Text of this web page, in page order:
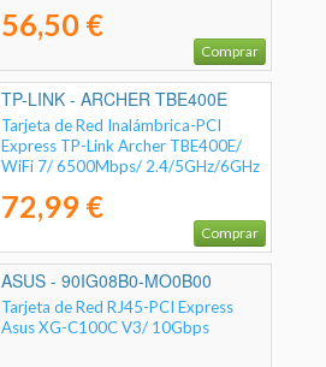
56,50 €
Comprar
TP-LINK - ARCHER TBE400E
Tarjeta de Red Inalámbrica-PCI
Express TP-Link Archer TBE400E/
WiFi 7/ 6500Mbps/ 2.4/5GHz/6GHz
72,99 €
Comprar
ASUS - 90IG08B0-MO0B00
Tarjeta de Red RJ45-PCI Express
Asus XG-C100C V3/ 10Gbps